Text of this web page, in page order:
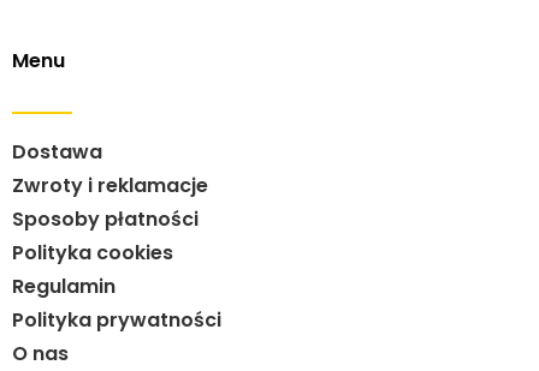
Menu
Dostawa
Zwroty i reklamacje
Sposoby płatności
Polityka cookies
Regulamin
Polityka prywatności
O nas